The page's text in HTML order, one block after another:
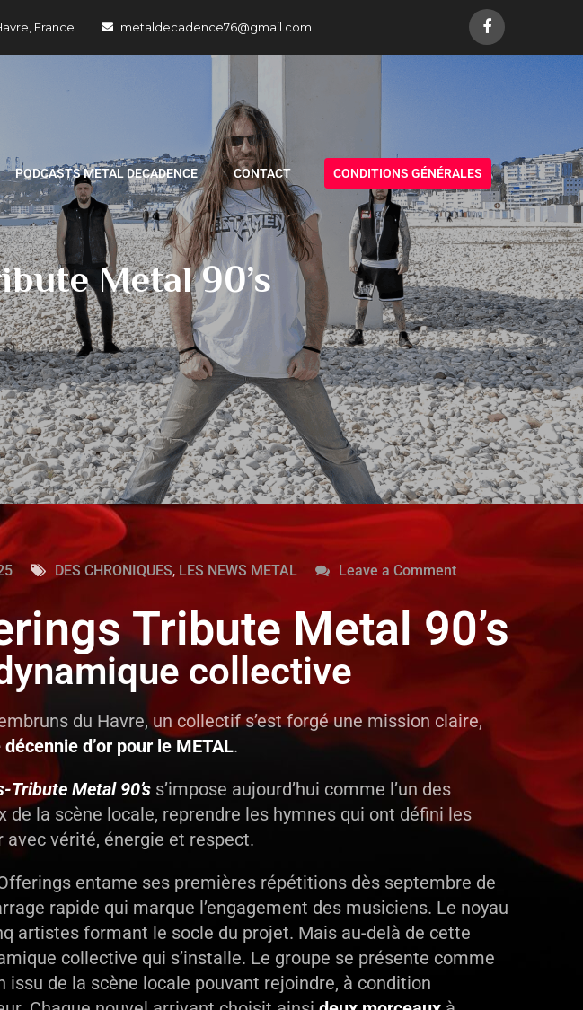
France metaldecadence76@gmail.com
PODCASTS METAL DECADENCE CONTACT CONDITIONS GÉNÉRALES
Metal 90’s
DES CHRONIQUES, LES NEWS METAL Leave a Comment
Tribute Metal 90’s
collective
du Havre, un collectif s’est forgé une mission claire,
d’or pour le METAL.
Tribute Metal 90’s s’impose aujourd’hui comme l’un des
de la scène locale, reprendre les hymnes qui ont défini les
vérité, énergie et respect.
entame ses premières répétitions dès septembre de
rapide qui marque l’engagement des musiciens. Le noyau
artistes formant le socle du projet. Mais au-delà de cette
collective qui s’installe. Le groupe se présente comme
de la scène locale pouvant rejoindre, à condition